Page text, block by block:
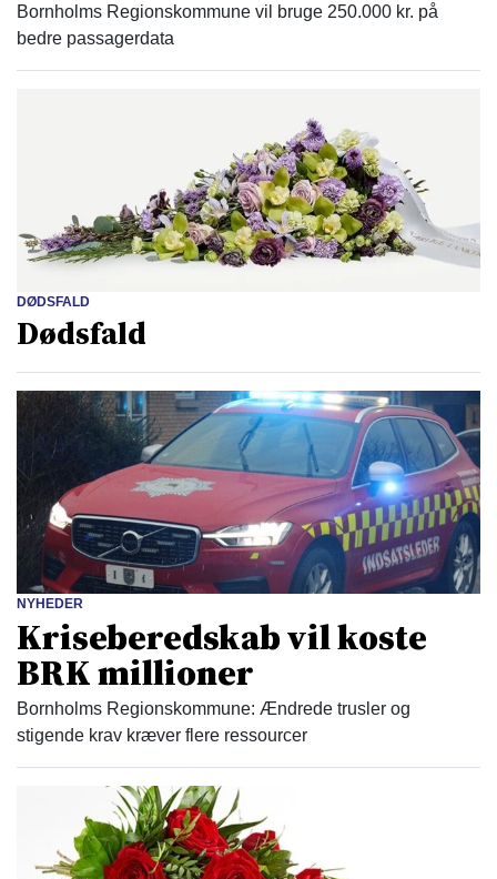
Bornholms Regionskommune vil bruge 250.000 kr. på
bedre passagerdata
DØDSFALD
Dødsfald
NYHEDER
Kriseberedskab vil koste
BRK millioner
Bornholms Regionskommune: Ændrede trusler og
stigende krav kræver flere ressourcer